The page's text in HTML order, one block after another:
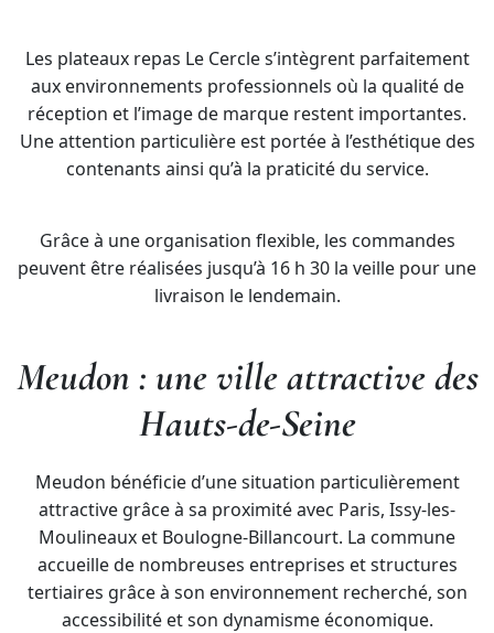
Les plateaux repas Le Cercle s’intègrent parfaitement
aux environnements professionnels où la qualité de
réception et l’image de marque restent importantes.
Une attention particulière est portée à l’esthétique des
contenants ainsi qu’à la praticité du service.
Grâce à une organisation flexible, les commandes
peuvent être réalisées jusqu’à 16 h 30 la veille pour une
livraison le lendemain.
Meudon : une ville attractive des
Hauts-de-Seine
Meudon bénéficie d’une situation particulièrement
attractive grâce à sa proximité avec Paris, Issy-les-
Moulineaux et Boulogne-Billancourt. La commune
accueille de nombreuses entreprises et structures
tertiaires grâce à son environnement recherché, son
accessibilité et son dynamisme économique.